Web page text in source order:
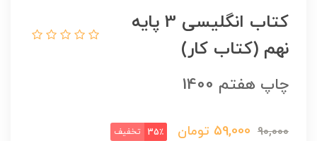
کتاب انگلیسی 3 پایه
نهم (کتاب کار)
چاپ هفتم 1400
90,000
59,000 تومان 35٪ تخفیف